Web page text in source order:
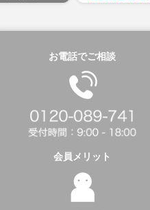
お電話でご相談
会員メリット